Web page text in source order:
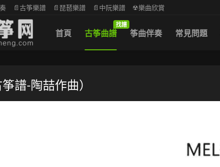
首頁 古筝曲譜
找譜
筝曲伴奏 常見問題
📄古筝樂譜 📄琵琶樂譜 📄中阮樂譜 ☢樂曲欣賞
譜-陶喆作曲）